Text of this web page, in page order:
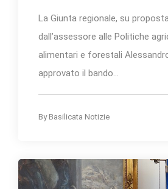
La Giunta regionale, su
dall’assessore alle Politiche
alimentari e forestali
approvato il bando...
By Basilicata Notizie